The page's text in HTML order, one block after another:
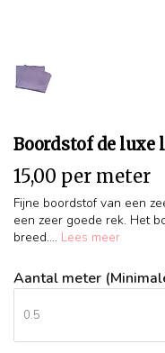
Boordstof de luxe
15,00 per meter
Fijne boordstof van een
een zeer goede rek. Het
breed.... Lees meer
Aantal meter